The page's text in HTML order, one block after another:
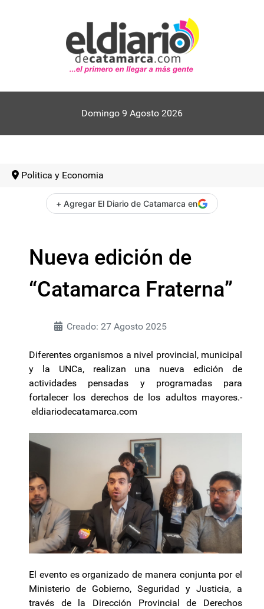
Domingo 9 Agosto 2026
Politica y Economia
+ Agregar El Diario de Catamarca en
Nueva edición de
“Catamarca Fraterna”
Creado: 27 Agosto 2025
Diferentes organismos a nivel provincial, municipal
y la UNCa, realizan una nueva edición de
actividades pensadas y programadas para
fortalecer los derechos de los adultos mayores.-
eldiariodecatamarca.com
El evento es organizado de manera conjunta por el
Ministerio de Gobierno, Seguridad y Justicia, a
través de la Dirección Provincial de Derechos